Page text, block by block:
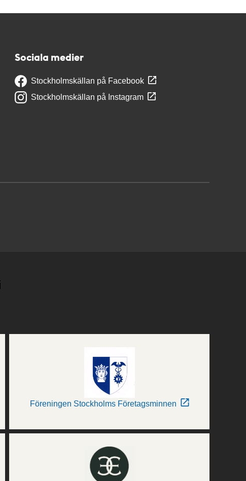
Sociala medier
Stockholmskällan på Facebook
Stockholmskällan på Instagram
Föreningen Stockholms Företagsminnen